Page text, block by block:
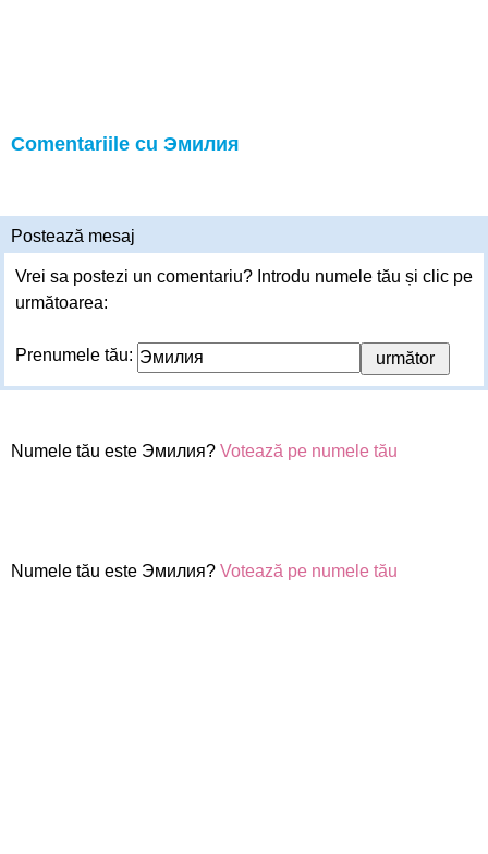
Comentariile cu Эмилия
Postează mesaj
Vrei sa postezi un comentariu? Introdu numele tău și clic pe
următoarea:
Prenumele tău:
Numele tău este Эмилия? Votează pe numele tău
Numele tău este Эмилия? Votează pe numele tău